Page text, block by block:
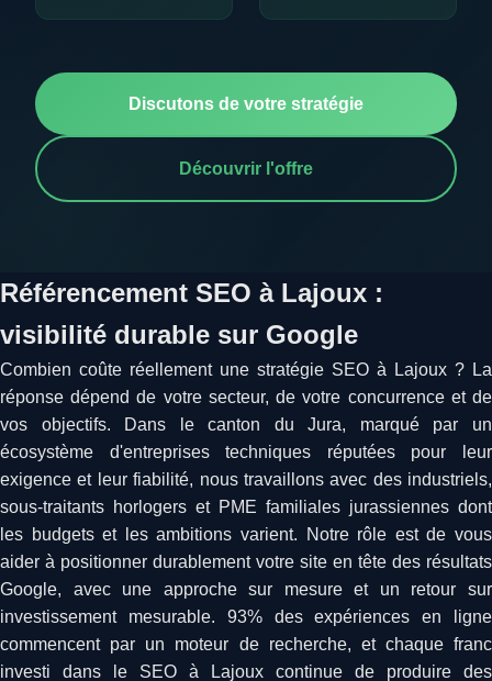
Discutons de votre stratégie
Découvrir l'offre
Référencement SEO à Lajoux :
visibilité durable sur Google
Combien coûte réellement une stratégie SEO à Lajoux ? La
réponse dépend de votre secteur, de votre concurrence et de
vos objectifs. Dans le canton du Jura, marqué par un
écosystème d'entreprises techniques réputées pour leur
exigence et leur fiabilité, nous travaillons avec des industriels,
sous-traitants horlogers et PME familiales jurassiennes dont
les budgets et les ambitions varient. Notre rôle est de vous
aider à positionner durablement votre site en tête des résultats
Google, avec une approche sur mesure et un retour sur
investissement mesurable. 93% des expériences en ligne
commencent par un moteur de recherche, et chaque franc
investi dans le SEO à Lajoux continue de produire des